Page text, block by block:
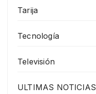
Tarija
Tecnología
Televisión
ULTIMAS NOTICIAS